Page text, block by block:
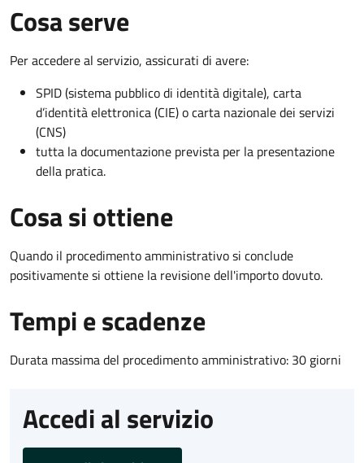
Cosa serve
Per accedere al servizio, assicurati di avere:
SPID (sistema pubblico di identità digitale), carta
d’identità elettronica (CIE) o carta nazionale dei servizi
(CNS)
tutta la documentazione prevista per la presentazione
della pratica.
Cosa si ottiene
Quando il procedimento amministrativo si conclude
positivamente si ottiene la revisione dell'importo dovuto.
Tempi e scadenze
Durata massima del procedimento amministrativo: 30 giorni
Accedi al servizio